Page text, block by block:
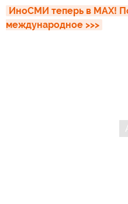
ИноСМИ теперь в MAX!
международное >>>